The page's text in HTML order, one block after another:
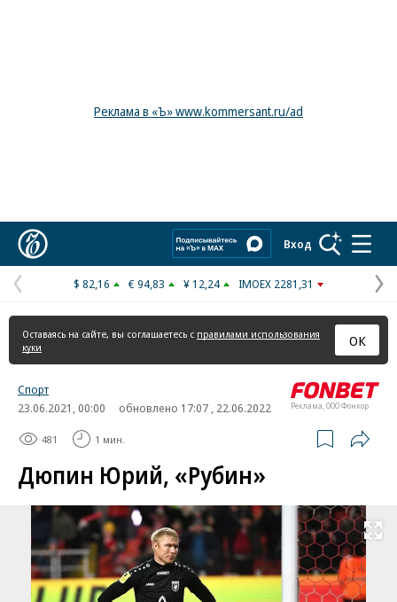
Реклама в «Ъ» www.kommersant.ru/ad
Вход
Предыдущая
страница
$ 82,16 € 94,83 ¥ 12,24 IMOEX 2281,31
Оставаясь на сайте, вы соглашаетесь с правилами использования
куки
ОК
Реклама, ООО Фонкор
Спорт
23.06.2021, 00:00
обновлено 17:07 , 22.06.2022
481 1 мин.
Дюпин Юрий, «Рубин»
Развернуть